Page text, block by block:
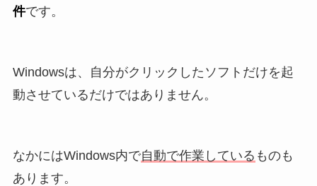
件です。
Windowsは、自分がクリックしたソフトだけを起
動させているだけではありません。
なかにはWindows内で自動で作業している ものも
あります。